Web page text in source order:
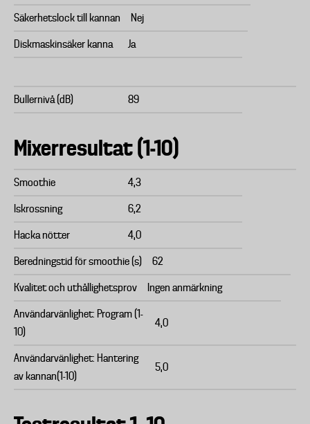
Säkerhetslock till kannan Nej
Diskmaskinsäker kanna Ja
Bullernivå (dB) 89
Mixerresultat (1-10)
Smoothie 4,3
Iskrossning 6,2
Hacka nötter 4,0
Beredningstid för smoothie (s) 62
Kvalitet och uthållighetsprov Ingen anmärkning
Användarvänlighet: Program (1-
10)
4,0
Användarvänlighet: Hantering
av kannan(1-10)
5,0